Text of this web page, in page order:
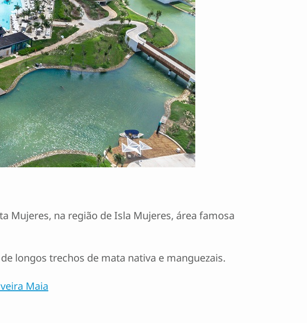
Mujeres, na região de Isla Mujeres, área famosa
longos trechos de mata nativa e manguezais.
Maia